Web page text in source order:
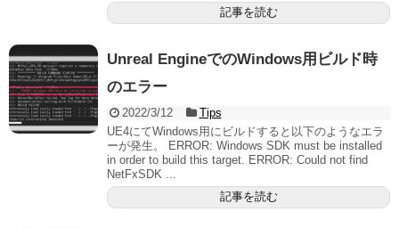
記事を読む
Unreal EngineでのWindows用ビルド時
のエラー
2022/3/12
Tips
UE4にてWindows用にビルドすると以下のようなエラ
ーが発生。 ERROR: Windows SDK must be installed
in order to build this target. ERROR: Could not find
NetFxSDK ...
記事を読む